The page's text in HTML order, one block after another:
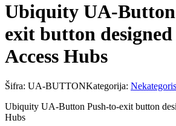
Ubiquity UA-
exit button
Access Hubs
Šifra: UA-BUTTONKategorija:
Ubiquity UA-Button Push-to-exit button
Hubs